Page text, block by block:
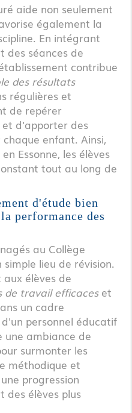
aide non seulement
également la
En intégrant
des séances de
contribue
des résultats
régulières et
de repérer
d'apporter des
enfant. Ainsi,
Essonne, les élèves
tout au long de
d'étude bien
performance des
au Collège
lieu de révision.
élèves de
de travail efficaceset
un cadre
personnel éducatif
ambiance de
surmonter les
méthodique et
progression
des élèves plus